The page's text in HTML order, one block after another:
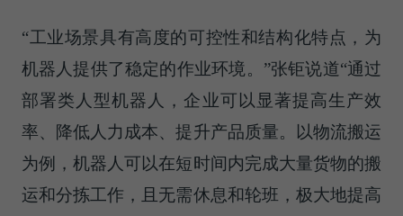
“工业场景具有高度的可控性和结构化特点，为
机器人提供了稳定的作业环境。”张钜说道“通过
部署类人型机器人，企业可以显著提高生产效
率、降低人力成本、提升产品质量。以物流搬运
为例，机器人可以在短时间内完成大量货物的搬
运和分拣工作，且无需休息和轮班，极大地提高